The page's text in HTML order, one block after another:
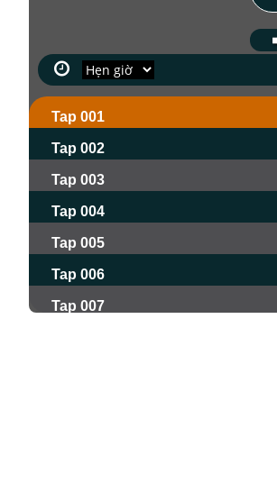
Tap 001
Tap 002
Tap 003
Tap 004
Tap 005
Tap 006
Tap 007